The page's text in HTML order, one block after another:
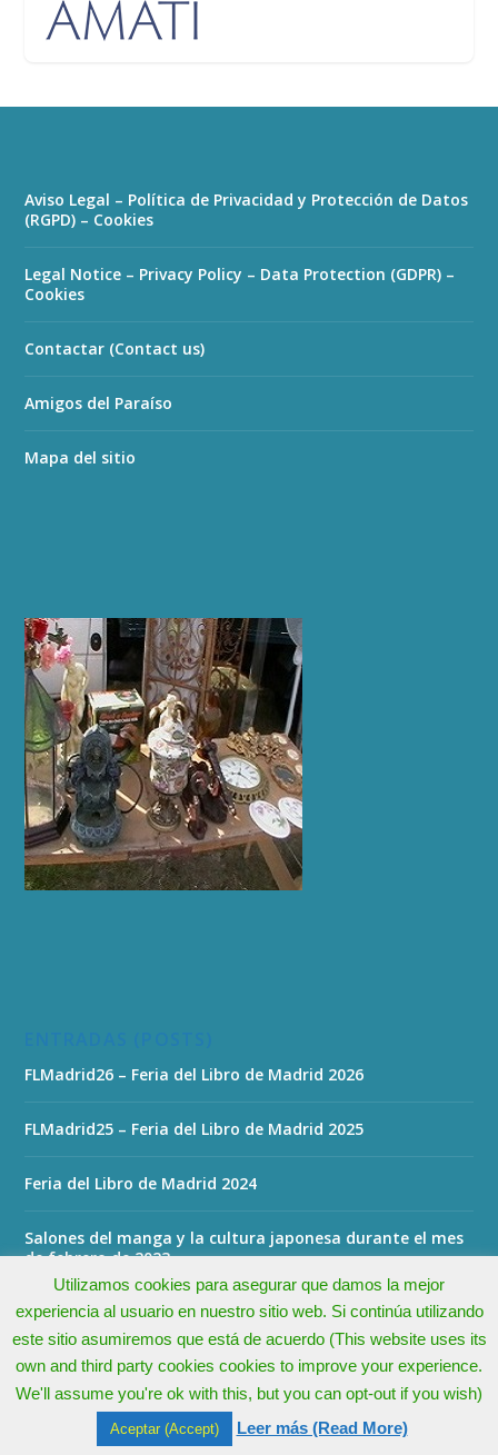
Aviso Legal – Política de Privacidad y Protección de Datos
(RGPD) – Cookies
Legal Notice – Privacy Policy – Data Protection (GDPR) –
Cookies
Contactar (Contact us)
Amigos del Paraíso
Mapa del sitio
FLMadrid26 – Feria del Libro de Madrid 2026
FLMadrid25 – Feria del Libro de Madrid 2025
Feria del Libro de Madrid 2024
Salones del manga y la cultura japonesa durante el mes
de febrero de 2023
Todos los derechos reservados - All rights reserved © 2026 -
El Paraíso del Coleccionista
Utilizamos cookies para asegurar que damos la mejor
experiencia al usuario en nuestro sitio web. Si continúa utilizando
este sitio asumiremos que está de acuerdo (This website uses its
own and third party cookies cookies to improve your experience.
We'll assume you're ok with this, but you can opt-out if you wish)
Aceptar (Accept) Leer más (Read More)